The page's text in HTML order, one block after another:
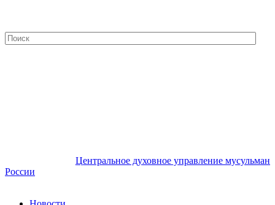
Центральное духовное управление мусульман
России